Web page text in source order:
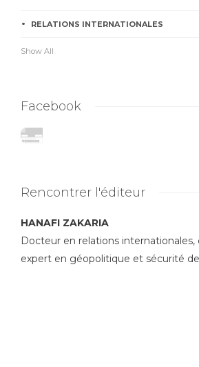
RELATIONS INTERNATIONALES
Show All
Facebook
Rencontrer l'éditeur
HANAFI ZAKARIA
Docteur en relations
expert en géopolitique et sécurité